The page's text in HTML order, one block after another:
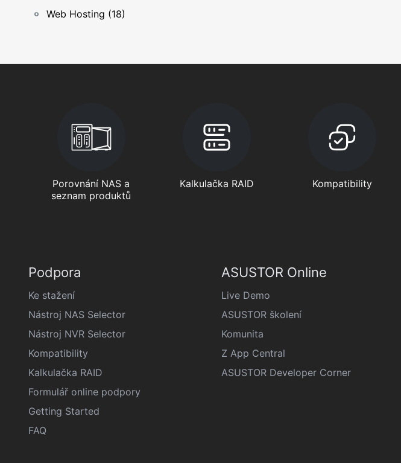
Web Hosting (18)
Porovnání NAS a
seznam produktů
Kalkulačka RAID Kompatibility
Podpora
Ke stažení
Nástroj NAS Selector
Nástroj NVR Selector
Kompatibility
Kalkulačka RAID
Formulář online podpory
Getting Started
FAQ
ASUSTOR Online
Live Demo
ASUSTOR školení
Komunita
Z App Central
ASUSTOR Developer Corner